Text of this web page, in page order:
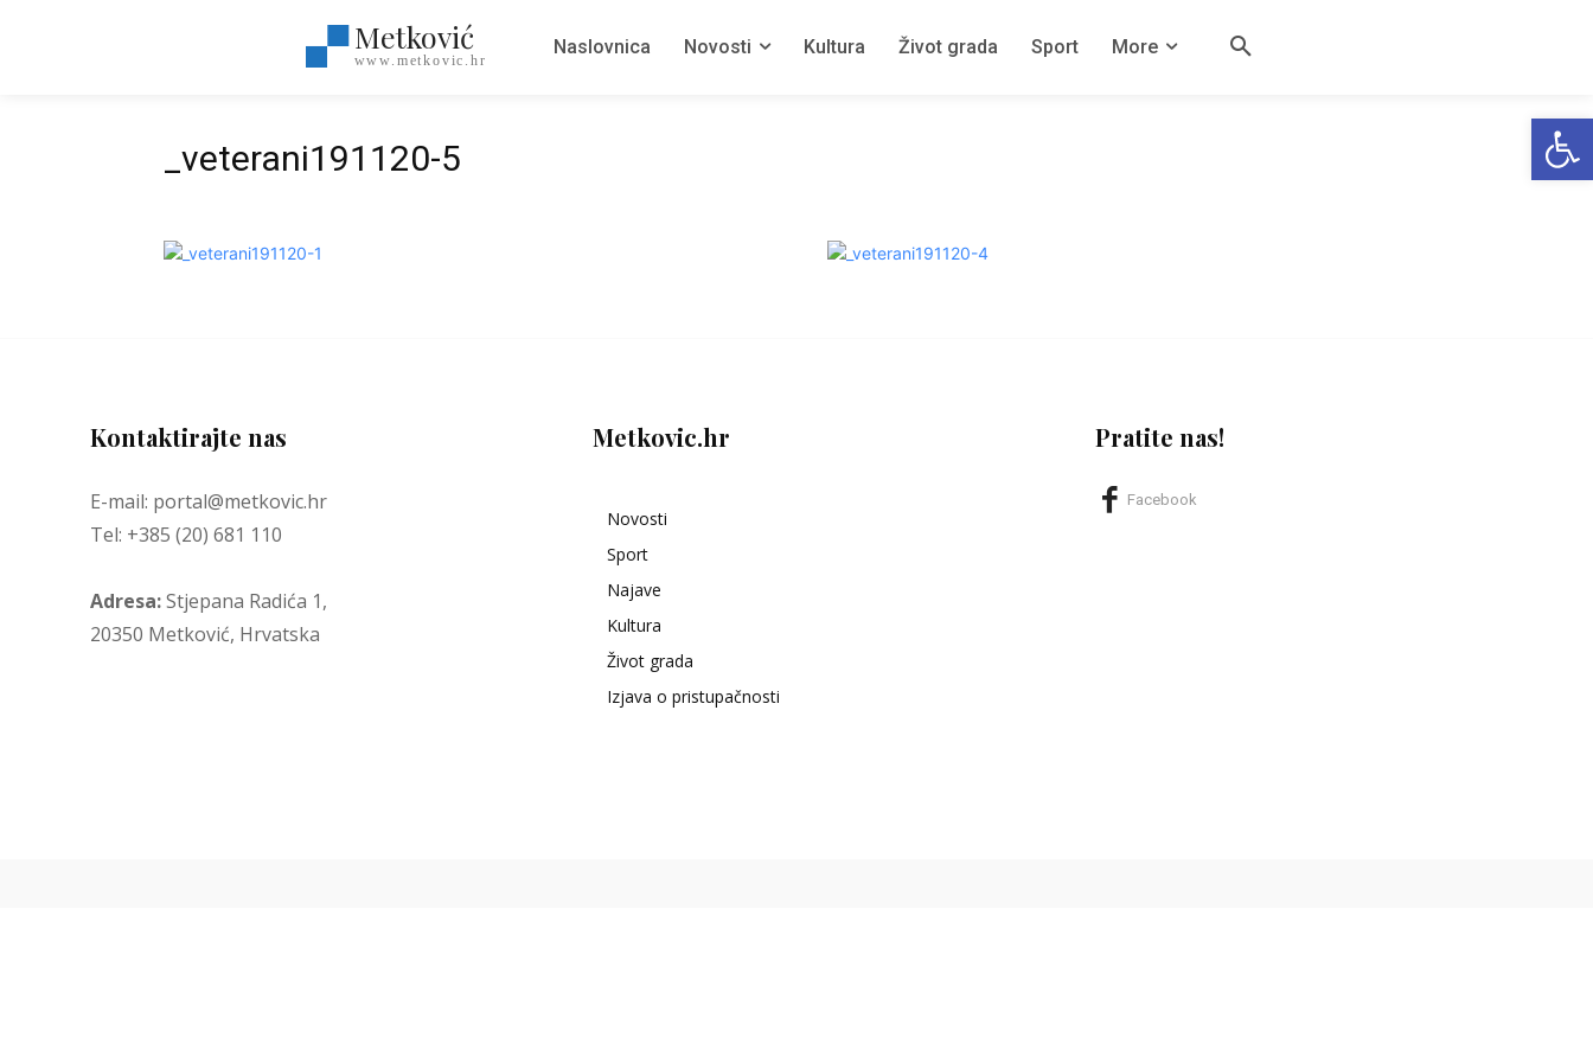
Metković
www.metkovic.hr
Naslovnica Novosti Kultura Život grada Sport More
_veterani191120-5
Kontaktirajte nas
E-mail: portal@metkovic.hr
Tel: +385 (20) 681 110
Adresa:Stjepana Radića 1,
20350 Metković, Hrvatska
Metkovic.hr
Novosti
Sport
Najave
Kultura
Život grada
Izjava o pristupačnosti
Pratite nas!
Facebook